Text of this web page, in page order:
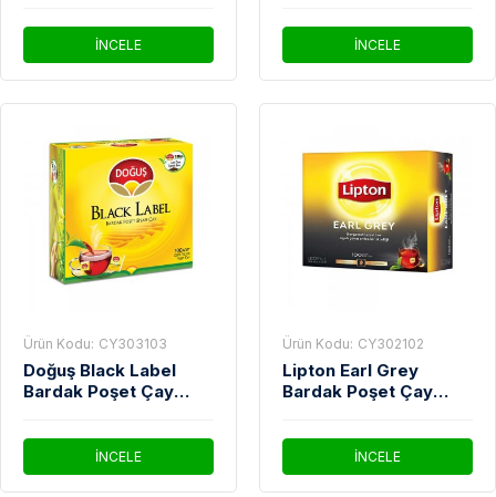
İNCELE
100'Lü
İNCELE
Ürün Kodu: CY303103
Doğuş Black Label
Bardak Poşet Çay
İNCELE
Ürün Kodu: CY302102
Lipton Earl Grey
Bardak Poşet Çay
İNCELE